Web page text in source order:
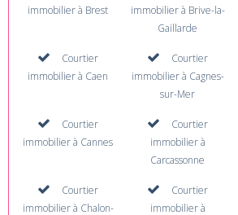
immobilier à Brest
immobilier à Brive-la-
Gaillarde
Courtier
immobilier à Caen
Courtier
immobilier à Cagnes-
sur-Mer
Courtier
immobilier à Cannes
Courtier
immobilier à
Carcassonne
Courtier
immobilier à Chalon-
Courtier
immobilier à